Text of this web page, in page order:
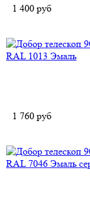
1 400 руб
1 760 руб